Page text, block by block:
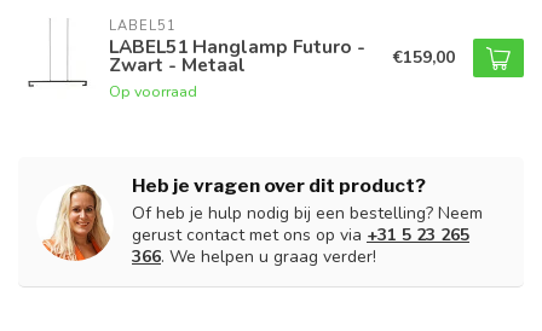
LABEL51
LABEL51 Hanglamp Futuro -
Zwart - Metaal
Op voorraad
€159,00
Heb je vragen over dit product?
Of heb je hulp nodig bij een bestelling? Neem
gerust contact met ons op via +31 5 23 265
366. We helpen u graag verder!